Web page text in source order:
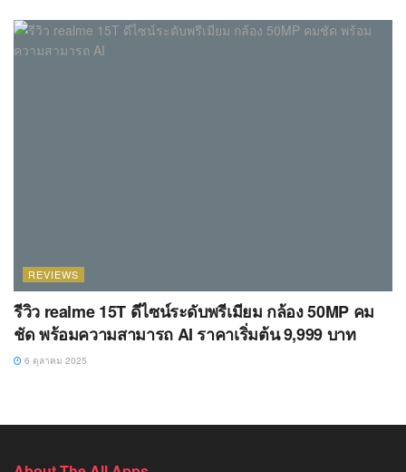
REVIEWS
รีวิว realme 15T ดีไซน์ระดับพรีเมียม กล้อง 50MP คม
ชัด พร้อมความสามารถ AI ราคาเริ่มต้น 9,999 บาท
6 ตุลาคม 2025